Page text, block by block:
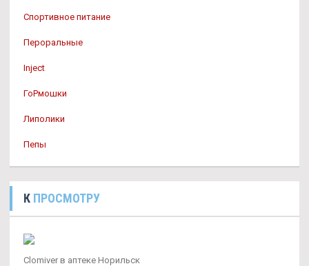
Спортивное питание
Пероральные
Inject
ГоРмошки
Липолики
Пепы
К ПРОСМОТРУ
Clomiver в аптеке Норильск